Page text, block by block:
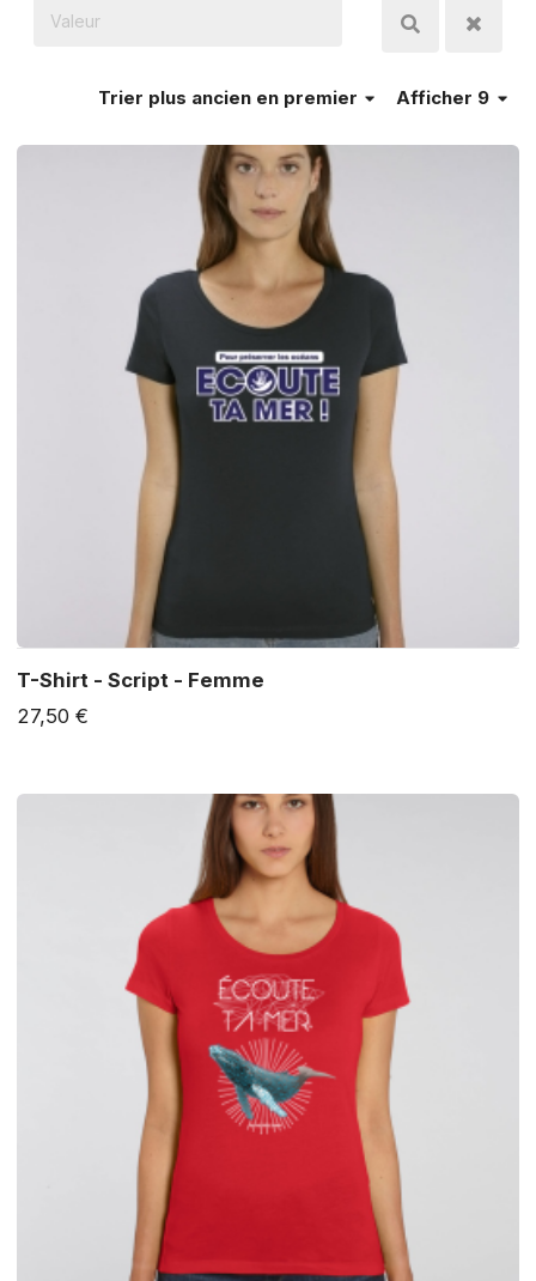
Afficher 9
Trier plus ancien en premier
T-Shirt - Script - Femme
27,50 €